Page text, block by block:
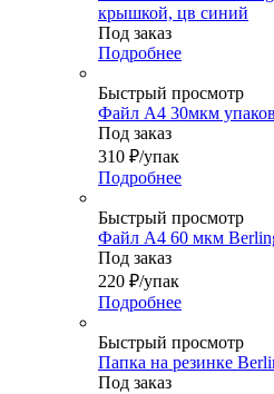
крышкой, цв синий
Под заказ
Подробнее
Быстрый просмотр
Файл А4 30мкм
Под заказ
310 ₽/упак
Подробнее
Быстрый просмотр
Файл А4 60 мкм
Под заказ
220 ₽/упак
Подробнее
Быстрый просмотр
Папка на резинке
Под заказ